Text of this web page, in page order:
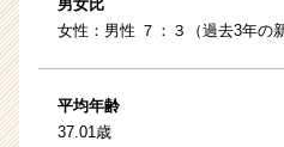
男女比
女性：男性 ７：３（過去3年の
平均年齢
37.01歳